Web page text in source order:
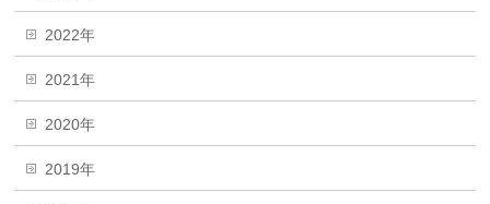
2022年
2021年
2020年
2019年